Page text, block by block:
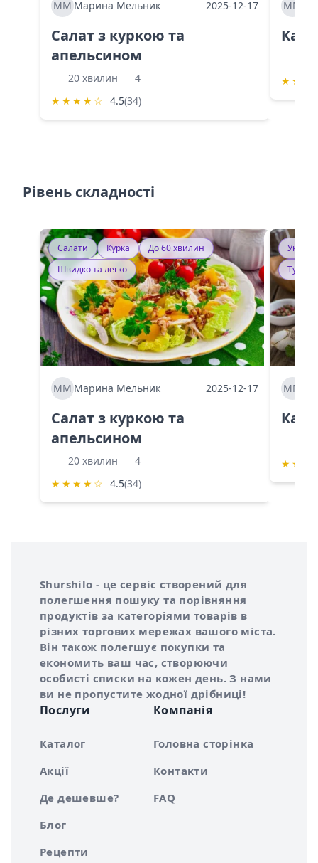
ММ Марина Мельник 2025-12-17
Салат з куркою та
апельсином
20 хвилин
4
★ ★ ★ ★ ☆ 4.5(34)
ММ
★ ★
Рівень складності
Салати Курка
До 60 хвилин
Швидко та легко
ММ Марина Мельник 2025-12-17
Салат з куркою та
апельсином
20 хвилин
4
★ ★ ★ ★ ☆ 4.5(34)
ММ
★ ★
Про сервіс Shurshilo
Shurshilo - це сервіс створений для
полегшення пошуку та порівняння
продуктів за категоріями товарів в
різних торгових мережах вашого міста.
Він також полегшує покупки та
економить ваш час, створюючи
особисті списки на кожен день. З нами
ви не пропустите жодної дрібниці!
Послуги
Каталог
Акції
Де дешевше?
Блог
Рецепти
Компанія
Головна сторінка
Контакти
FAQ